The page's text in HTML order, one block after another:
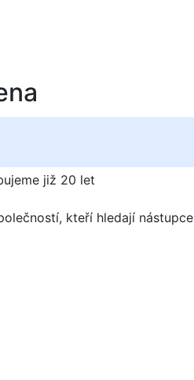
již 20 let
kteří hledají nástupce